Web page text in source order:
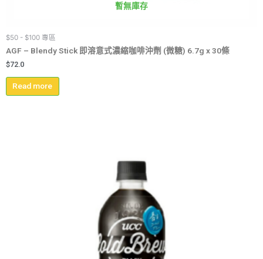
暫無庫存
$50 - $100 專區
AGF – Blendy Stick 即溶意式濃縮咖啡沖劑 (微糖) 6.7g x 30條
$72.0
Read more